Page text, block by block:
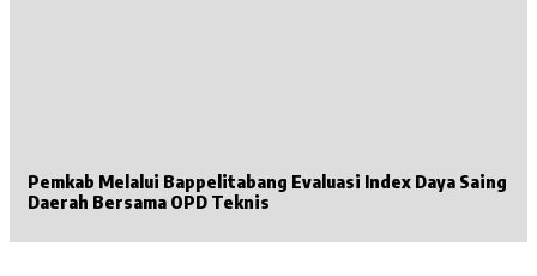
Pemkab Melalui Bappelitabang Evaluasi Index Daya Saing
Daerah Bersama OPD Teknis